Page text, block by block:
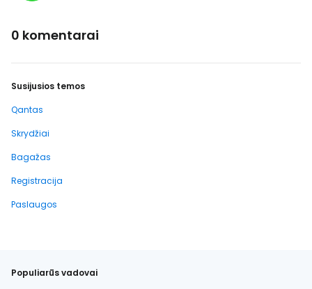
0 komentarai
Susijusios temos
Qantas
Skrydžiai
Bagažas
Registracija
Paslaugos
Populiarūs vadovai